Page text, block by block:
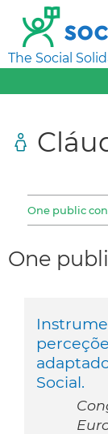
The Social
One public
One
Social.